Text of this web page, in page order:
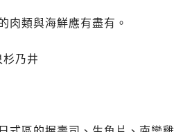
肉類與海鮮應有盡有。